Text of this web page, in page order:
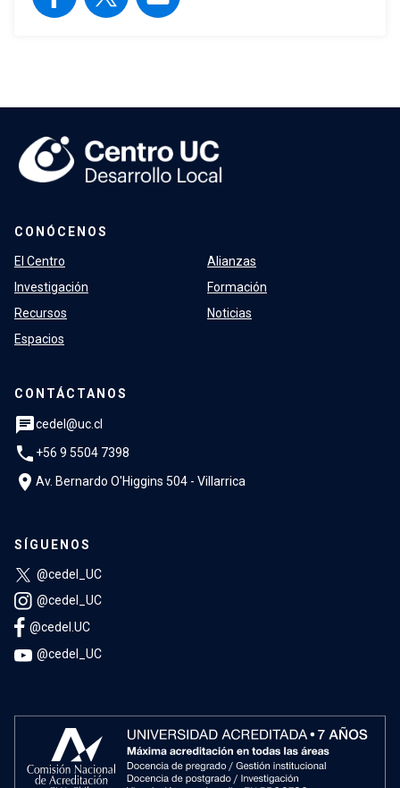
CONÓCENOS
El Centro
Investigación
Recursos
Espacios
Alianzas
Formación
Noticias
CONTÁCTANOS
chatcedel@uc.cl
phone +56 9 5504 7398
location_on Av. Bernardo O'Higgins 504 - Villarrica
SÍGUENOS
@cedel_UC
@cedel_UC
@cedel.UC
@cedel_UC